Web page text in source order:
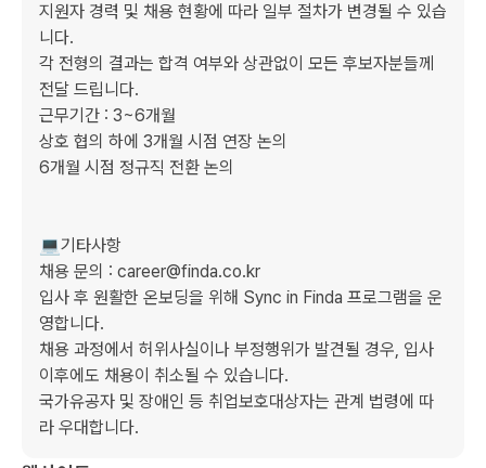
지원자 경력 및 채용 현황에 따라 일부 절차가 변경될 수 있습
니다.
각 전형의 결과는 합격 여부와 상관없이 모든 후보자분들께
전달 드립니다.
근무기간 : 3~6개월
상호 협의 하에 3개월 시점 연장 논의
6개월 시점 정규직 전환 논의
💻기타사항
채용 문의 : career@finda.co.kr
입사 후 원활한 온보딩을 위해 Sync in Finda 프로그램을 운
영합니다.
채용 과정에서 허위사실이나 부정행위가 발견될 경우, 입사
이후에도 채용이 취소될 수 있습니다.
국가유공자 및 장애인 등 취업보호대상자는 관계 법령에 따
라 우대합니다.